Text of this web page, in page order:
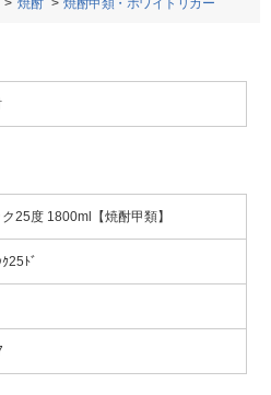
焼酎 焼酎甲類・ホワイトリカー
25度 1800ml【焼酎甲類】
25ﾄﾞ